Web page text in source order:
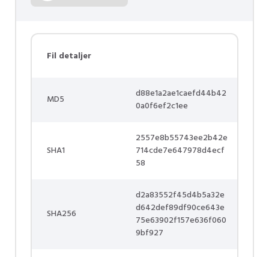
Fil detaljer
MD5
d88e1a2ae1caefd44b42
0a0f6ef2c1ee
SHA1
2557e8b55743ee2b42e
714cde7e647978d4ecf
58
SHA256
d2a83552f45d4b5a32e
d642def89df90ce643e
75e63902f157e636f060
9bf927